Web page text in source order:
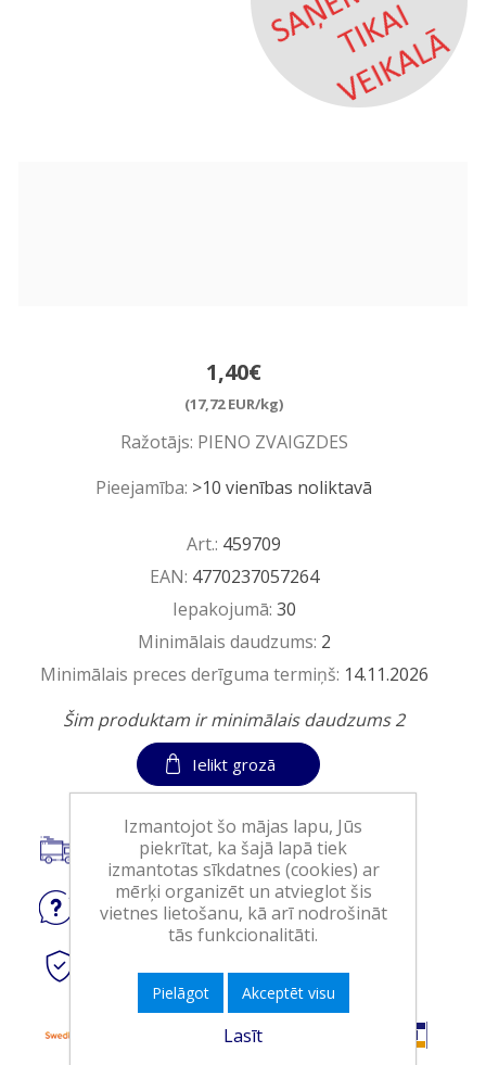
1,40€
(17,72 EUR/kg)
Ražotājs: PIENO ZVAIGZDES
Pieejamība: >10 vienības noliktavā
Art.: 459709
EAN: 4770237057264
Iepakojumā: 30
Minimālais daudzums: 2
Minimālais preces derīguma termiņš: 14.11.2026
Šim produktam ir minimālais daudzums 2
Ielikt grozā
Saņemšana tikai Veikalā
Jautājietpar produktu
Izmantojot šo mājas lapu, Jūs
piekrītat, ka šajā lapā tiek
izmantotas sīkdatnes (cookies) ar
mērķi organizēt un atvieglot šis
vietnes lietošanu, kā arī nodrošināt
tās funkcionalitāti.
Pielāgot Akceptēt visu
Lasīt